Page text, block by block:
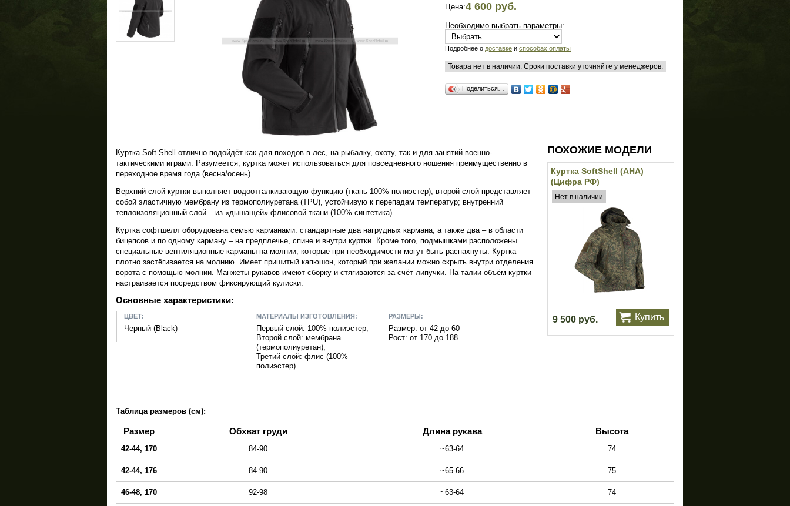
Цена:4 600 руб.
Необходимо выбрать параметры:
Подробнее о доставке и способах оплаты
Товара нет в наличии. Сроки поставки уточняйте у менеджеров.
Поделиться…
ПОХОЖИЕ МОДЕЛИ
Куртка SoftShell (АНА)
(Цифра РФ)
Нет в наличии
9 500 руб. Купить
Куртка Soft Shell отлично подойдёт как для походов в лес, на рыбалку, охоту, так и для занятий военно-
тактическими играми. Разумеется, куртка может использоваться для повседневного ношения преимущественно в
переходное время года (весна/осень).
Верхний слой куртки выполняет водоотталкивающую функцию (ткань 100% полиэстер); второй слой представляет
собой эластичную мембрану из термополиуретана (TPU), устойчивую к перепадам температур; внутренний
теплоизоляционный слой – из «дышащей» флисовой ткани (100% синтетика).
Куртка софтшелл оборудована семью карманами: стандартные два нагрудных кармана, а также два – в области
бицепсов и по одному карману – на предплечье, спине и внутри куртки. Кроме того, подмышками расположены
специальные вентиляционные карманы на молнии, которые при необходимости могут быть распахнуты. Куртка
плотно застёгивается на молнию. Имеет пришитый капюшон, который при желании можно скрыть внутри отделения
ворота с помощью молнии. Манжеты рукавов имеют сборку и стягиваются за счёт липучки. На талии объём куртки
настраивается посредством фиксирующий кулиски.
Основные характеристики:
ЦВЕТ:
Черный (Black)
МАТЕРИАЛЫ ИЗГОТОВЛЕНИЯ:
Первый слой: 100% полиэстер;
Второй слой: мембрана
(термополиуретан);
Третий слой: флис (100%
полиэстер)
РАЗМЕРЫ:
Размер: от 42 до 60
Рост: от 170 до 188
Таблица размеров (см):
Размер Обхват груди Длина рукава Высота
42-44, 170 84-90 ~63-64 74
42-44, 176 84-90 ~65-66 75
46-48, 170 92-98 ~63-64 74